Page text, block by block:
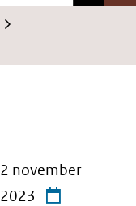
2 november
2023